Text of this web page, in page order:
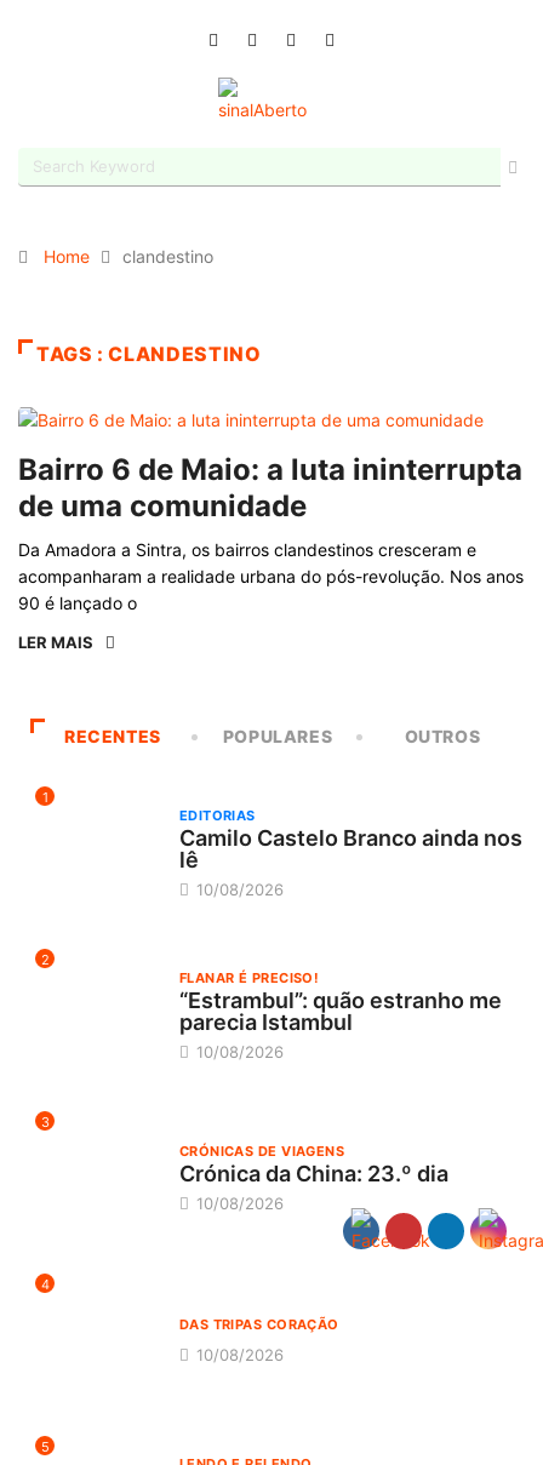
Home clandestino
TAGS : CLANDESTINO
Bairro 6 de Maio: a luta ininterrupta
de uma comunidade
Da Amadora a Sintra, os bairros clandestinos cresceram e
acompanharam a realidade urbana do pós-revolução. Nos anos
90 é lançado o
LER MAIS
RECENTES POPULARES OUTROS
1
EDITORIAS
Camilo Castelo Branco ainda nos
lê
10/08/2026
2
FLANAR É PRECISO!
“Estrambul”: quão estranho me
parecia Istambul
10/08/2026
3
CRÓNICAS DE VIAGENS
Crónica da China: 23.º dia
10/08/2026
4
DAS TRIPAS CORAÇÃO
10/08/2026
5